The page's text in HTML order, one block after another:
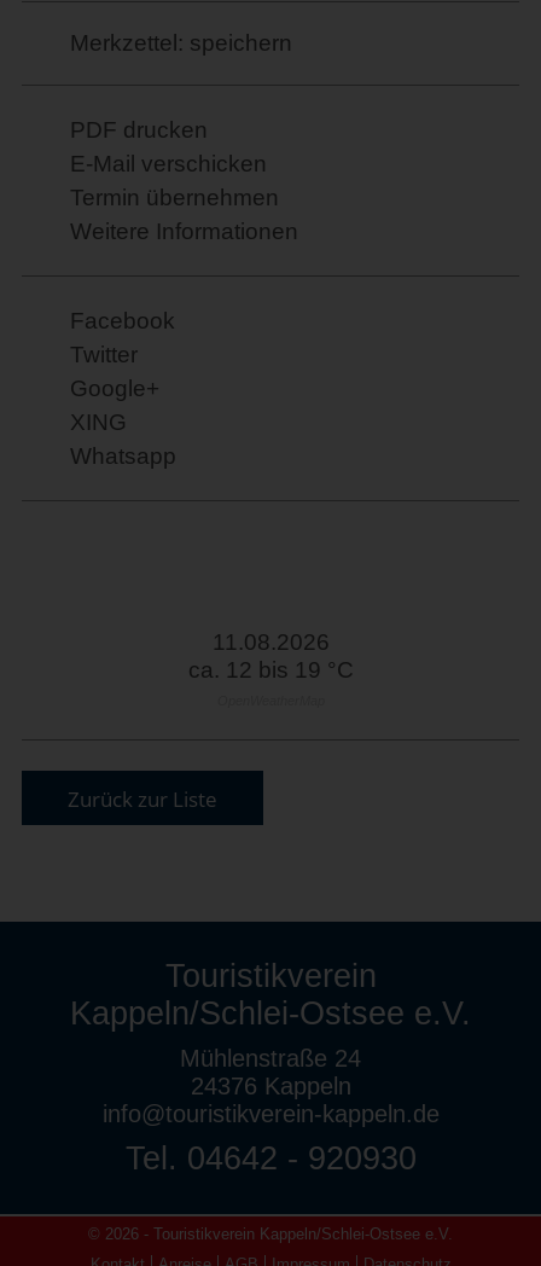
Merkzettel: speichern
PDF drucken
E-Mail verschicken
Termin übernehmen
Weitere Informationen
Facebook
Twitter
Google+
XING
Whatsapp
11.08.2026
ca. 12 bis 19 °C
Zurück zur Liste
Touristikverein
Kappeln/Schlei-Ostsee e.V.
Mühlenstraße 24
24376 Kappeln
info@touristikverein-kappeln.de
Tel. 04642 - 920930
© 2026 - Touristikverein Kappeln/Schlei-Ostsee e.V.